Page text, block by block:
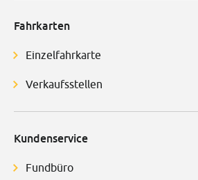
Fahrkarten
Einzelfahrkarte
Verkaufsstellen
Kundenservice
Fundbüro